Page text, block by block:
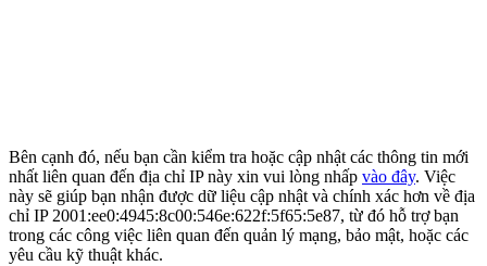
Bên cạnh đó, nếu bạn cần kiểm tra hoặc cập nhật các thông tin mới
nhất liên quan đến địa chỉ IP này xin vui lòng nhấp vào đây. Việc
này sẽ giúp bạn nhận được dữ liệu cập nhật và chính xác hơn về địa
chỉ IP2001:ee0:4945:8c00:546e:622f:5f65:5e87, từ đó hỗ trợ bạn
trong các công việc liên quan đến quản lý mạng, bảo mật, hoặc các
yêu cầu kỹ thuật khác.